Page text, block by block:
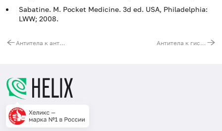
Sabatine. M. Pocket Medicine. 3d ed. USA, Philadelphia:
LWW; 2008.
Антитела к антигену Scl-70 (Анти-Scl-70) Антитела к гистонам